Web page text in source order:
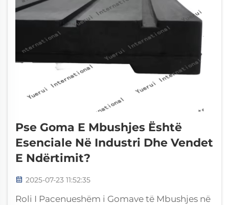
Pse Goma E Mbushjes Është
Esenciale Në Industri Dhe Vendet
E Ndërtimit?
2025-07-23 11:52:35
Roli I Pacenueshëm i Gomave të Mbushjes në